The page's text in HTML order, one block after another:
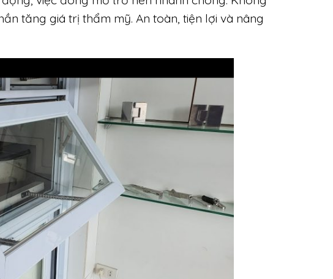
tăng giá trị thẩm mỹ. An toàn, tiện lợi và nâng